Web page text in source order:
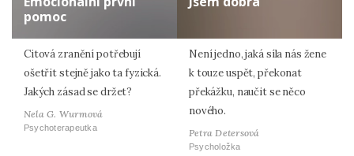
pomoc
Citová zranění potřebují
ošetřit stejně jako ta fyzická.
Jakých zásad se držet?
Nela G. Wurmová
Psychoterapeutka
Není jedno, jaká síla nás žene
k touze uspět, překonat
překážku, naučit se něco
nového.
Petra Detersová
Psycholožka